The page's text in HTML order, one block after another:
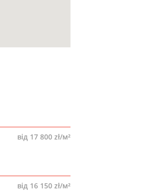
від 17 800 zł/м²
від 16 150 zł/м²